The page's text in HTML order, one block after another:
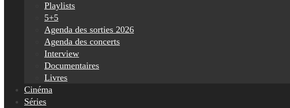
Playlists
5+5
Agenda des sorties 2026
Agenda des concerts
Interview
Documentaires
Livres
Cinéma
Séries